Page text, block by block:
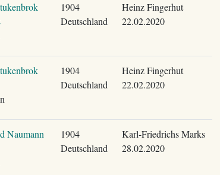
1904
Deutschland
Heinz Fingerhut
22.02.2020
1904
Deutschland
Heinz Fingerhut
22.02.2020
Naumann
1904
Deutschland
Karl-Friedrichs Marks
28.02.2020